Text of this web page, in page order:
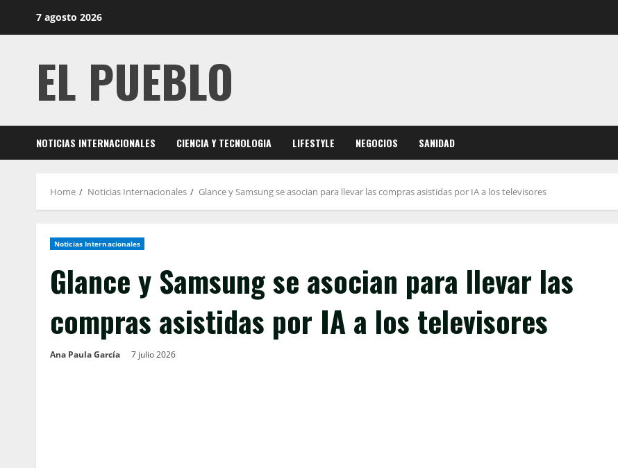
7 agosto 2026
EL PUEBLO
NOTICIAS INTERNACIONALES CIENCIA Y TECNOLOGIA LIFESTYLE NEGOCIOS SANIDAD
Home Noticias Internacionales Glance y Samsung se asocian para llevar las compras asistidas por IA a los televisores
Noticias Internacionales
Glance y Samsung se asocian para llevar las
compras asistidas por IA a los televisores
Ana Paula García 7 julio 2026